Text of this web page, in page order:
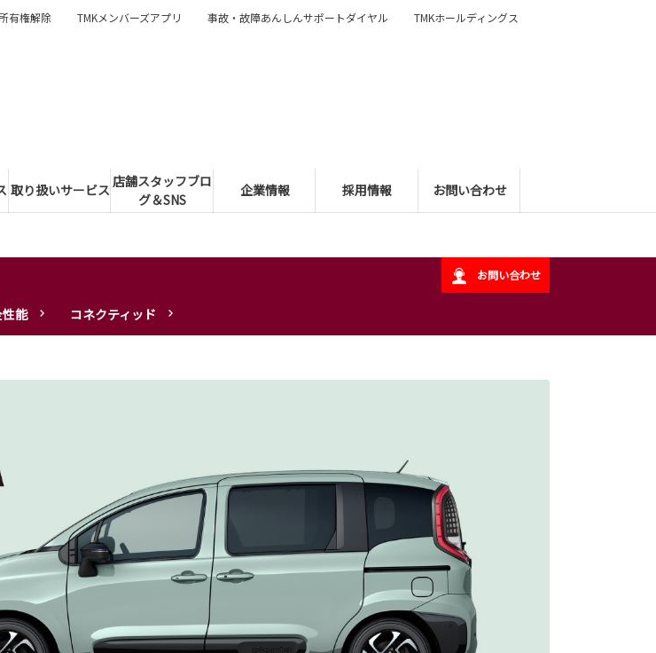
取り扱いサービス 店舗スタッフブロ
グ＆SNS
企業情報 採用情報 お問い合わせ
有権解除 TMKメンバーズアプリ 事故・故障あんしんサポートダイヤル TMKホールディングス
お問い合わせ
能 コネクティッド